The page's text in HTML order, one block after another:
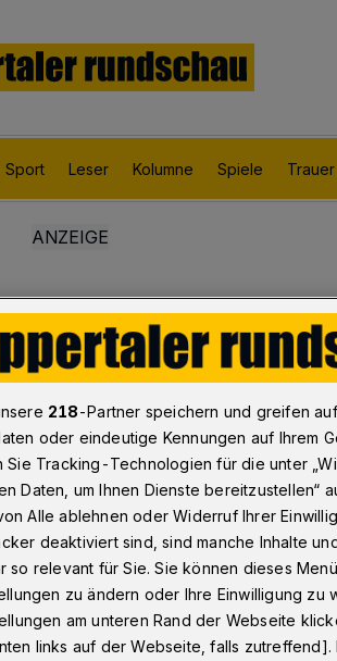
Sport Leser Kolumne Spiele Trauer
und eine Katze gerettet
218-Partner speichern und greifen
oder eindeutige Kennungen auf Ihrem
Sie Tracking-Technologien für die unter
Daten, um Ihnen Dienste bereitzustellen“
Alle ablehnen oder Widerruf Ihrer
deaktiviert sind, sind manche Inhalte
so relevant für Sie. Sie können dieses
zu ändern oder Ihre Einwilligung zu
am unteren Rand der Webseite
links auf der Webseite, falls zutreffend].